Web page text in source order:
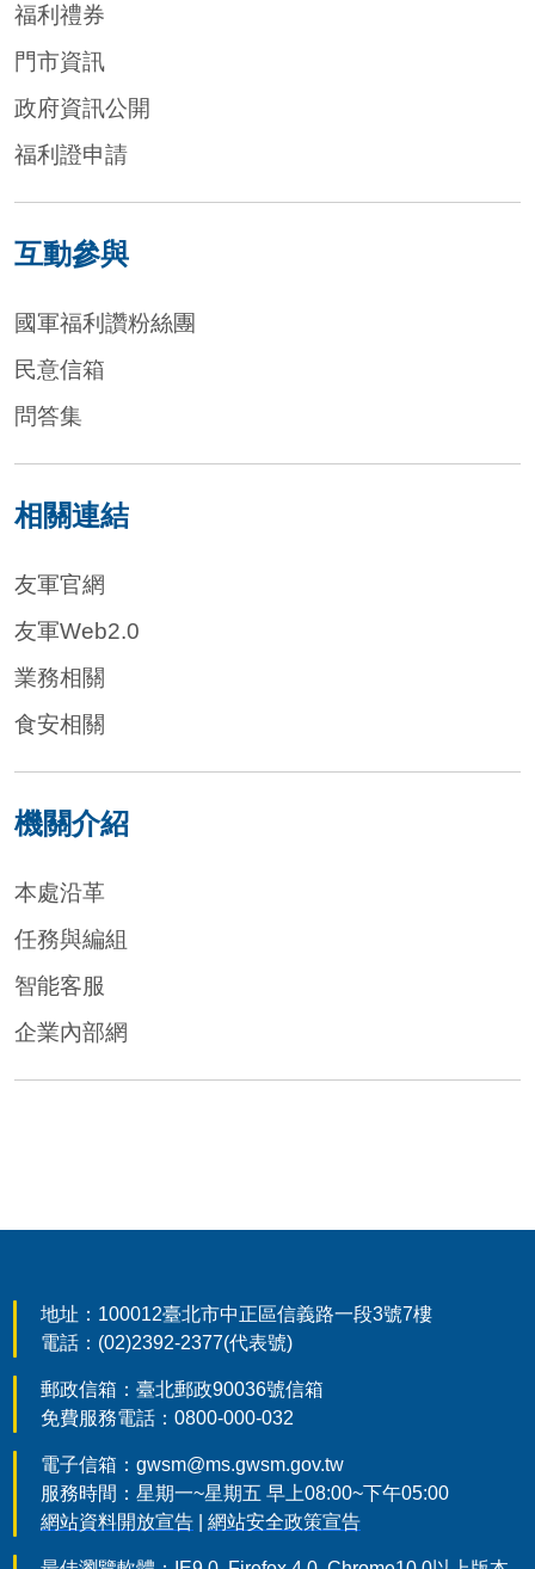
福利禮券
門市資訊
政府資訊公開
福利證申請
互動參與
國軍福利讚粉絲團
民意信箱
問答集
相關連結
友軍官網
友軍Web2.0
業務相關
食安相關
機關介紹
本處沿革
任務與編組
智能客服
企業內部網
地址：100012臺北市中正區信義路一段3號7樓
電話：(02)2392-2377(代表號)
郵政信箱：臺北郵政90036號信箱
免費服務電話：0800-000-032
電子信箱：gwsm@ms.gwsm.gov.tw
服務時間：星期一~星期五 早上08:00~下午05:00
網站資料開放宣告
網站安全政策宣告